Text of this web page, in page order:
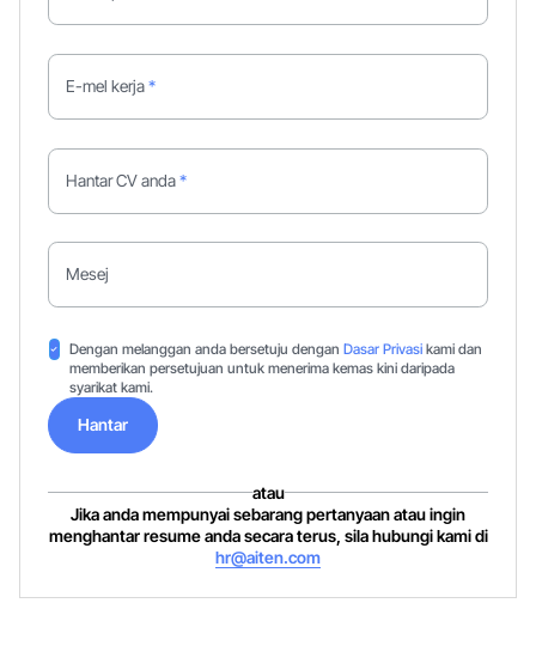
E-mel kerja*
Hantar CV anda*
Mesej
Dengan melanggan anda bersetuju denganDasar Privasi kami dan
memberikan persetujuan untuk menerima kemas kini daripada
syarikat kami.
Hantar
atau
Jika anda mempunyai sebarang pertanyaan atau ingin
menghantar resume anda secara terus, sila hubungi kami di
hr@aiten.com